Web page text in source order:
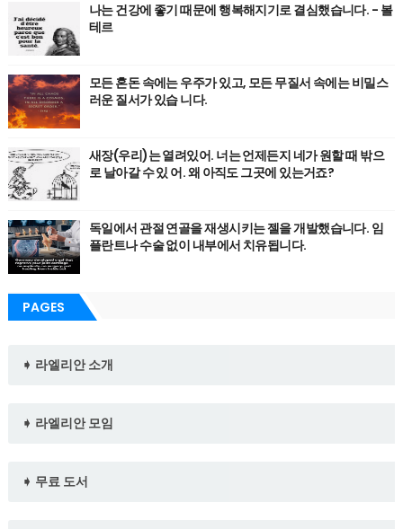
나는 건강에 좋기 때문에 행복해지기로 결심했습니다. - 볼
테르
모든 혼돈 속에는 우주가 있고, 모든 무질서 속에는 비밀스
러운 질서가 있습 니다.
새장(우리)는 열려있어. 너는 언제든지 네가 원할 때 밖으
로 날아갈 수 있 어. 왜 아직도 그곳에 있는거죠?
독일에서 관절 연골을 재생시키는 젤을 개발했습니다. 임
플란트나 수술 없이 내부에서 치유됩니다.
PAGES
➧ 라엘리안 소개
➧ 라엘리안 모임
➧ 무료 도서